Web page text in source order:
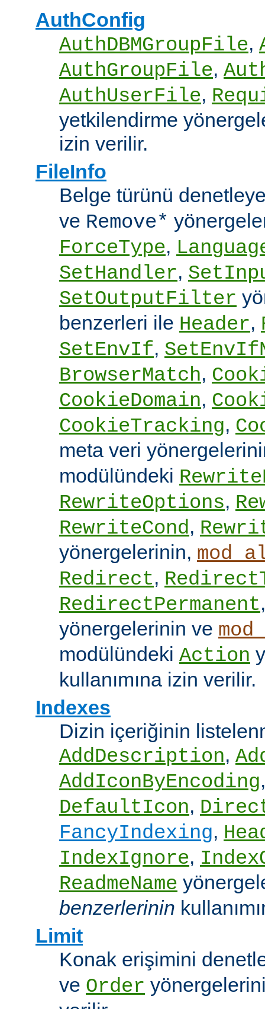
AuthConfig
AuthDBMGroupFile,
AuthGroupFile,
AuthUserFile,
yetkilendirme
izin verilir.
FileInfo
Belge türünü
ve Remove*
ForceType,
SetHandler,
SetOutputFilter
benzerleri ile Header,
SetEnvIf,
BrowserMatch,
CookieDomain,
CookieTracking,
meta veri
modülündeki
RewriteOptions,
RewriteCond,
yönergelerinin,
Redirect,
RedirectPermanent
yönergelerinin ve
modülündeki Action
kullanımına izin verilir.
Indexes
Dizin içeriğinin
AddDescription,
AddIconByEncoding
DefaultIcon,
FancyIndexing,
IndexIgnore,
ReadmeName
benzerlerinin
Limit
Konak erişimini
ve Order